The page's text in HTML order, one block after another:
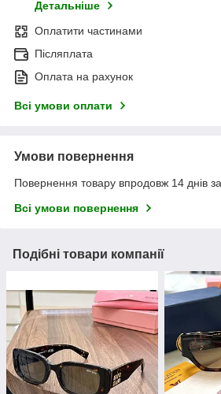
Детальніше
Оплатити частинами
Післяплата
Оплата на рахунок
Всі умови оплати
Умови повернення
Повернення товару впродовж 14 днів
Всі умови повернення
Подібні товари компанії